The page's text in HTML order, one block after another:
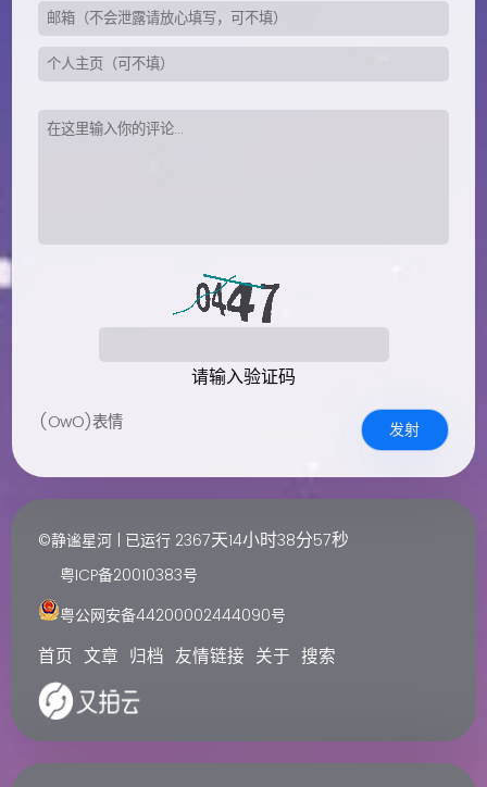
请输入验证码
(OwO)表情 发射
©静谧星河 | 已运行 2367天14小时38分57秒
粤ICP备20010383号
粤公网安备44200002444090号
首页 文章 归档 友情链接 关于 搜索